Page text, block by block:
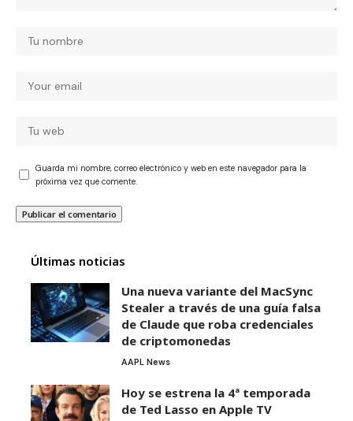
Guarda mi nombre, correo electrónico y web en este navegador para la
próxima vez que comente.
Últimas noticias
Una nueva variante del MacSync
Stealer a través de una guía falsa
de Claude que roba credenciales
de criptomonedas
AAPL News
Hoy se estrena la 4ª temporada
de Ted Lasso en Apple TV